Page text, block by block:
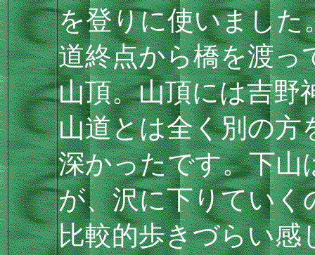
を登りに使いました
道終点から橋を渡っ
山頂。山頂には吉野
山道とは全く別の方
深かったです。下山
が、沢に下りていく
比較的歩きづらい感